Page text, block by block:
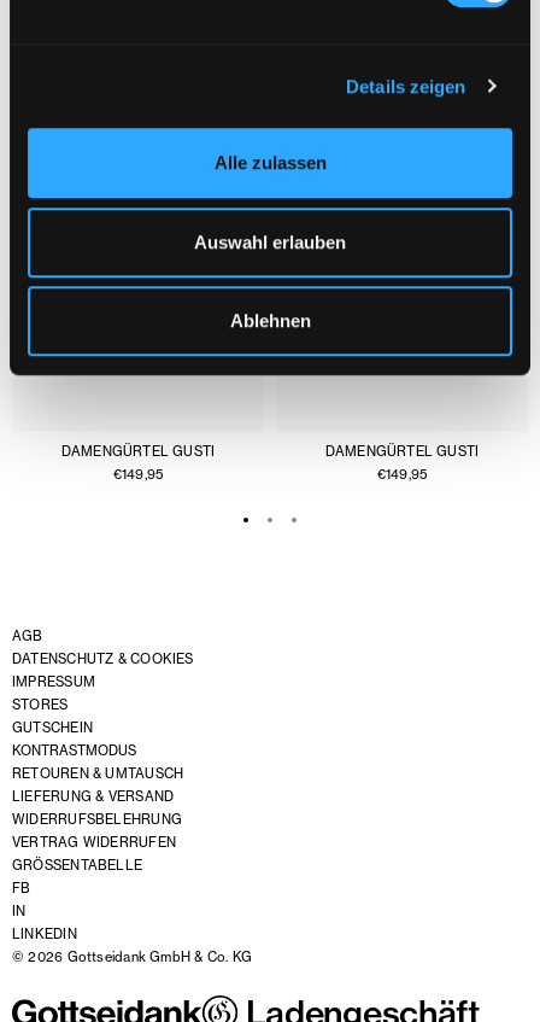
Details zeigen
Alle zulassen
Auswahl erlauben
Ablehnen
DAMENGÜRTEL GUSTI
€149,95
DAMENGÜRTEL GUSTI
€149,95
AGB
DATENSCHUTZ & COOKIES
IMPRESSUM
STORES
GUTSCHEIN
KONTRASTMODUS
RETOUREN & UMTAUSCH
LIEFERUNG & VERSAND
WIDERRUFSBELEHRUNG
VERTRAG WIDERRUFEN
GRÖSSENTABELLE
FB
IN
LINKEDIN
© 2026 Gottseidank GmbH & Co. KG
Ladengeschäft